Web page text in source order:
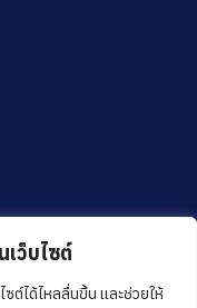
ว็บไซต์
ต์ได้ไหลลื่นขึ้น และช่วยให้